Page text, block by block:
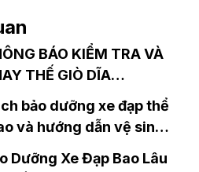
BÁO KIỂM TRA VÀ
THẾ GIÒ DĨA
bảo dưỡng xe đạp thể
và hướng dẫn vệ sinh
Dưỡng Xe Đạp Bao Lâu